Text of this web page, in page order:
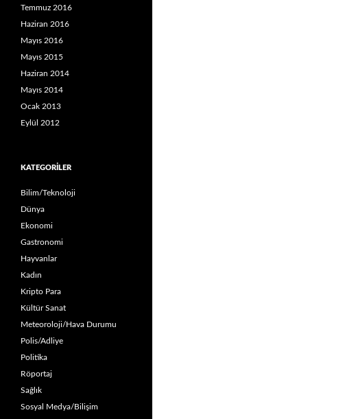
Temmuz 2016
Haziran 2016
Mayıs 2016
Mayıs 2015
Haziran 2014
Mayıs 2014
Ocak 2013
Eylül 2012
KATEGORILER
Bilim/Teknoloji
Dünya
Ekonomi
Gastronomi
Hayvanlar
Kadın
Kripto Para
Kültür Sanat
Meteoroloji/Hava Durumu
Polis/Adliye
Politika
Röportaj
Sağlık
Sosyal Medya/Bilişim